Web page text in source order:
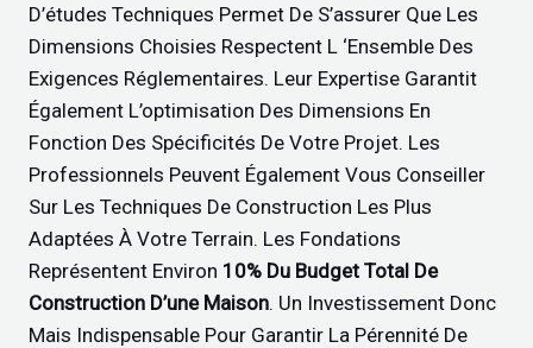
D’études Techniques Permet De S’assurer Que Les
Dimensions Choisies Respectent L ‘ensemble Des
Exigences Réglementaires. Leur Expertise Garantit
Également L’optimisation Des Dimensions En
Fonction Des Spécificités De Votre Projet. Les
Professionnels Peuvent Également Vous Conseiller
Sur Les Techniques De Construction Les Plus
Adaptées À Votre Terrain. Les Fondations
Représentent Environ 10% Du Budget Total De
Construction D’une Maison. Un Investissement Donc
Mais Indispensable Pour Garantir La Pérennité De